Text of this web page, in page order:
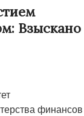
Взыскано
финансов